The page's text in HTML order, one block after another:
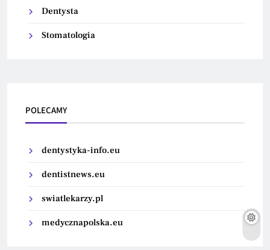
Dentysta
Stomatologia
POLECAMY
dentystyka-info.eu
dentistnews.eu
swiatlekarzy.pl
medycznapolska.eu